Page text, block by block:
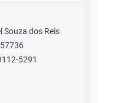
Souza dos Reis
5291